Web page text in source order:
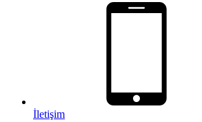
İletişim